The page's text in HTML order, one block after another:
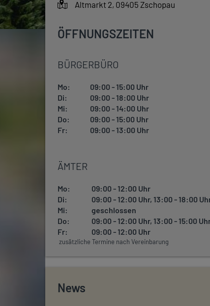
Altmarkt 2, 09405 Zschopau
ÖFFNUNGSZEITEN
BÜRGERBÜRO
Mo:
09:00 - 15:00 Uhr
Di:
09:00 - 18:00 Uhr
Mi:
09:00 - 14:00 Uhr
Do:
09:00 - 15:00 Uhr
Fr:
09:00 - 13:00 Uhr
ÄMTER
Mo:
09:00 - 12:00 Uhr
Di:
09:00 - 12:00 Uhr, 13:00 - 18:00
Mi:
geschlossen
Do:
09:00 - 12:00 Uhr, 13:00 - 15:00
Fr:
09:00 - 12:00 Uhr
zusätzliche Termine nach Vereinbarung
News